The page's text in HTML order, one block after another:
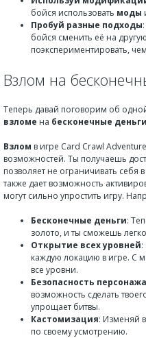
бойся использовать моды
Пробуй разные подходы
бойся сменить её на
поэкспериментировать,
Взлом на
Теперь давай поговорим об
взломе на бесконечные деньги
Взлом в игре Card Crawl
возможностей. Ты получаешь
позволяет не ограничивать
также дает возможность
могут сильно упростить игру.
Бесконечные деньги:
золото, и ты сможешь
Открытие всех уровней:
каждую локацию в игре. С
все уровни.
Безопасность персонажа
возможность сделать
упрощает битвы.
Кастомизация: Изменяй
по своему усмотрению.